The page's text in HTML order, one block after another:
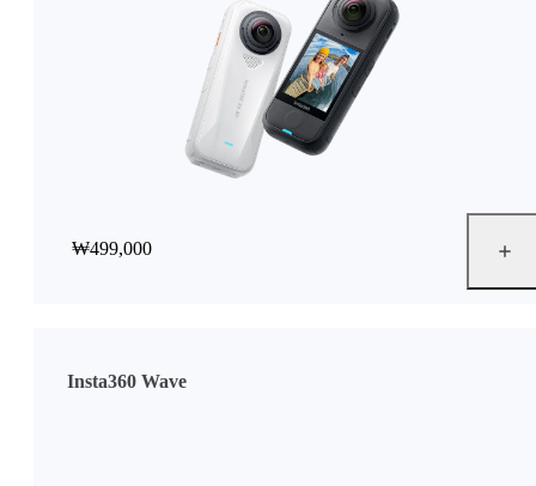
₩499,000
Insta360 Wave